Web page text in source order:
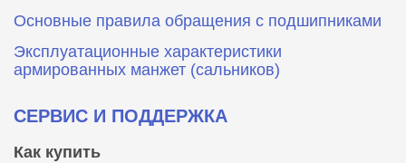
Основные правила обращения с подшипниками
Эксплуатационные характеристики
армированных манжет (сальников)
СЕРВИС И ПОДДЕРЖКА
Как купить